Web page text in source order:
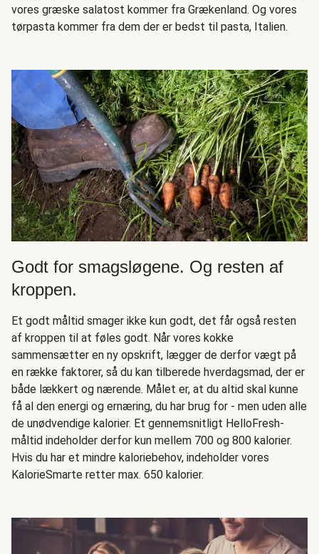
vores græske salatost kommer fra Grækenland. Og vores
tørpasta kommer fra dem der er bedst til pasta, Italien.
Godt for smagsløgene. Og resten af
kroppen.
Et godt måltid smager ikke kun godt, det får også resten
af kroppen til at føles godt. Når vores kokke
sammensætter en ny opskrift, lægger de derfor vægt på
en række faktorer, så du kan tilberede hverdagsmad, der er
både lækkert og nærende. Målet er, at du altid skal kunne
få al den energi og ernæring, du har brug for - men uden alle
de unødvendige kalorier. Et gennemsnitligt HelloFresh-
måltid indeholder derfor kun mellem 700 og 800 kalorier.
Hvis du har et mindre kaloriebehov, indeholder vores
KalorieSmarte retter max. 650 kalorier.